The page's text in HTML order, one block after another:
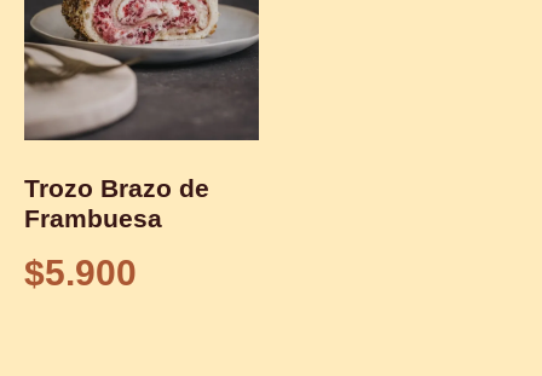
Trozo Brazo de
Frambuesa
$5.900